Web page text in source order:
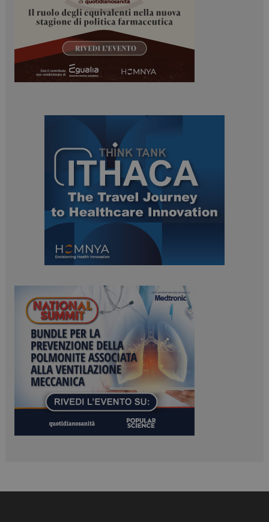
PHPSESSID
PHP.net
www.dailyhealthindustry.it
tracking-sites-
ironfish-session-id
www.dailyhealthindustry.it